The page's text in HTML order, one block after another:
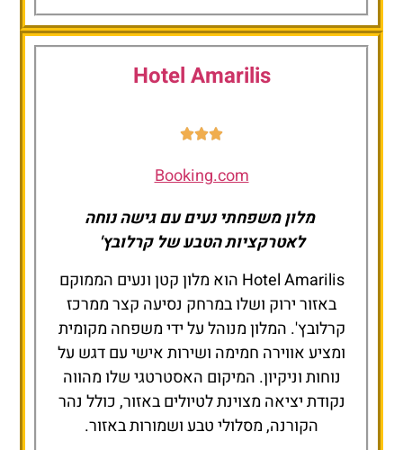
Kod mosta
Hotel Amarilis
Booking.com
מלון משפחתי נעים עם גישה נוחה
לאטרקציות הטבע של קרלובץ'
Hotel Amarilis הוא מלון קטן ונעים הממוקם
באזור ירוק ושלו במרחק נסיעה קצר ממרכז
קרלובץ'. המלון מנוהל על ידי משפחה מקומית
ומציע אווירה חמימה ושירות אישי עם דגש על
נוחות וניקיון. המיקום האסטרטגי שלו מהווה
נקודת יציאה מצוינת לטיולים באזור, כולל נהר
הקורנה, מסלולי טבע ושמורות באזור.